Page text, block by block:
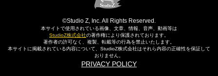
©Studio Z, Inc. All Rights Reserved.
本サイトで使用されている画像、文章、情報、音声、動画等は
StudioZ株式会社の著作権により保護されております。
著作者の許可なく、複製、転載等の行為を禁止いたします。
本サイトに掲載されている内容について、StudioZ株式会社はそれら内容の正確性を保証して
おりません。
PRIVACY POLICY